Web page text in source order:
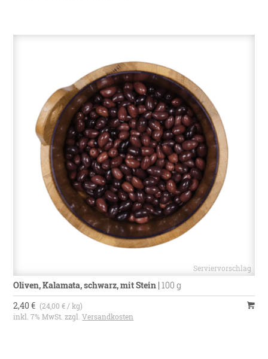
Oliven, Kalamata, schwarz, mit Stein |100 g
2,40 € (24,00 € / kg)
inkl. 7% MwSt. zzgl.Versandkosten